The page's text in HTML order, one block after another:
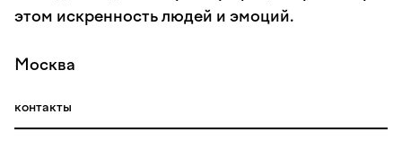
этом искренность людей и эмоций.
Москва
контакты